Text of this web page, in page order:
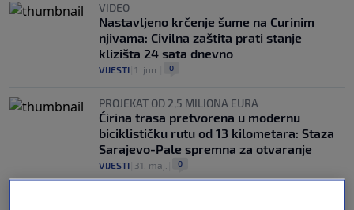
VIDEO
Nastavljeno krčenje šume na Curinim
njivama: Civilna zaštita prati stanje
klizišta 24 sata dnevno
VIJESTI 1. jun. 0
PROJEKAT OD 2,5 MILIONA EURA
Ćirina trasa pretvorena u modernu
biciklističku rutu od 13 kilometara: Staza
Sarajevo-Pale spremna za otvaranje
VIJESTI 31. maj. 0